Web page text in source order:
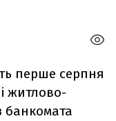
перше серпня
житлово-
банкомата